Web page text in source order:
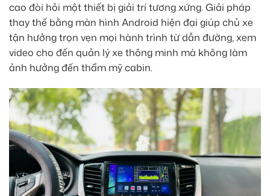
cao đòi hỏi một thiết bị giải trí tương xứng. Giải pháp
thay thế bằng màn hình Android hiện đại giúp chủ xe
tận hưởng trọn vẹn mọi hành trình từ dẫn đường, xem
video cho đến quản lý xe thông minh mà không làm
ảnh hưởng đến thẩm mỹ cabin.